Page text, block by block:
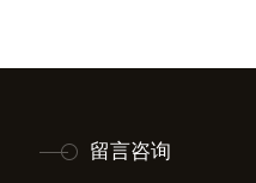
留言咨询